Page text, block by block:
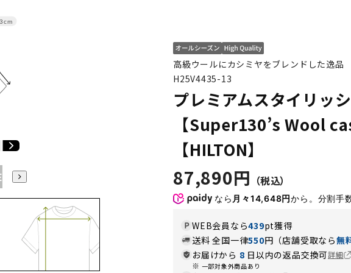
BE4 YA4 YA5 YA6 YA7
高級ウールにカシミヤをブレンドした逸品
H25V4435-13
プレミアムスタイリッ
【Super130’s Wool
【HILTON】
87,890円
なら 月々14,648円から。分割手
WEB会員なら439pt獲得
送料 全国一律550円（店舗受取なら無
お届けから 8 日以内の返品交換可詳細
一部対象外商品あり